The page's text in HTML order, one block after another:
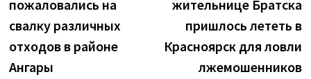
записям
пожаловались на
свалку различных
отходов в районе
Ангары
жительнице Братска
пришлось лететь в
Красноярск для ловли
лжемошенников